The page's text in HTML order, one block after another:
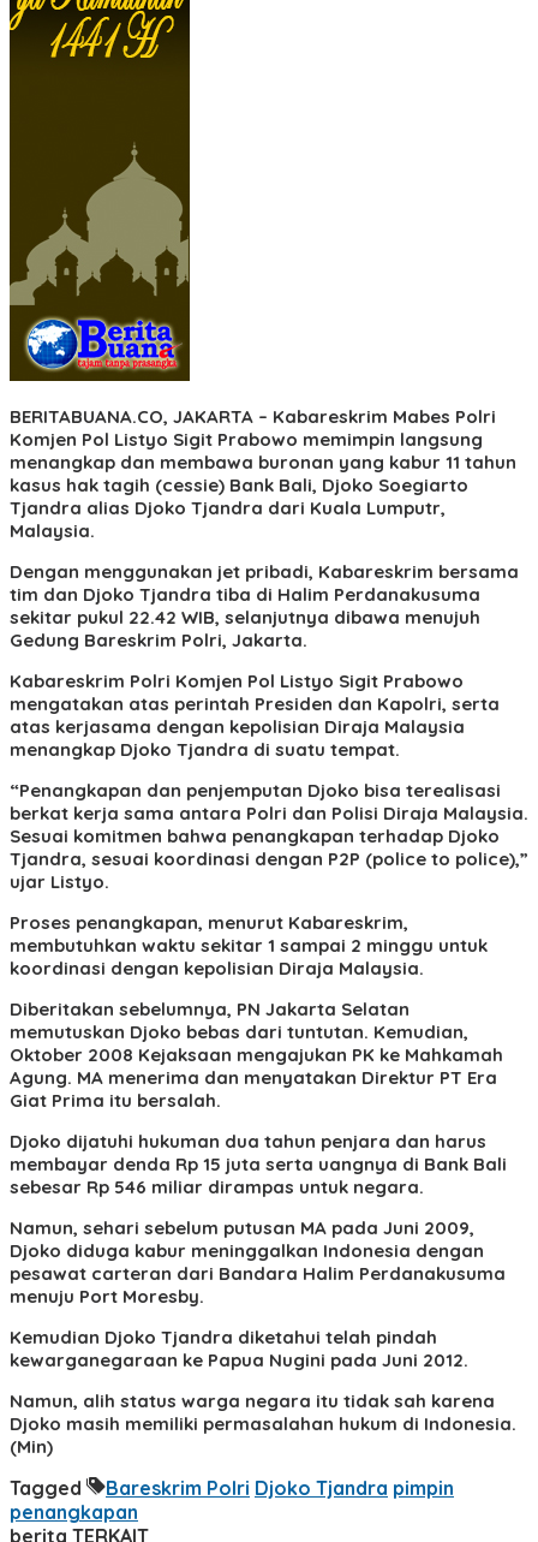
BERITABUANA.CO, JAKARTA – Kabareskrim Mabes Polri
Komjen Pol Listyo Sigit Prabowo memimpin langsung
menangkap dan membawa buronan yang kabur 11 tahun
kasus hak tagih (cessie) Bank Bali, Djoko Soegiarto
Tjandra alias Djoko Tjandra dari Kuala Lumputr,
Malaysia.
Dengan menggunakan jet pribadi, Kabareskrim bersama
tim dan Djoko Tjandra tiba di Halim Perdanakusuma
sekitar pukul 22.42 WIB, selanjutnya dibawa menujuh
Gedung Bareskrim Polri, Jakarta.
Kabareskrim Polri Komjen Pol Listyo Sigit Prabowo
mengatakan atas perintah Presiden dan Kapolri, serta
atas kerjasama dengan kepolisian Diraja Malaysia
menangkap Djoko Tjandra di suatu tempat.
“Penangkapan dan penjemputan Djoko bisa terealisasi
berkat kerja sama antara Polri dan Polisi Diraja Malaysia.
Sesuai komitmen bahwa penangkapan terhadap Djoko
Tjandra, sesuai koordinasi dengan P2P (police to police),”
ujar Listyo.
Proses penangkapan, menurut Kabareskrim,
membutuhkan waktu sekitar 1 sampai 2 minggu untuk
koordinasi dengan kepolisian Diraja Malaysia.
Diberitakan sebelumnya, PN Jakarta Selatan
memutuskan Djoko bebas dari tuntutan. Kemudian,
Oktober 2008 Kejaksaan mengajukan PK ke Mahkamah
Agung. MA menerima dan menyatakan Direktur PT Era
Giat Prima itu bersalah.
Djoko dijatuhi hukuman dua tahun penjara dan harus
membayar denda Rp 15 juta serta uangnya di Bank Bali
sebesar Rp 546 miliar dirampas untuk negara.
Namun, sehari sebelum putusan MA pada Juni 2009,
Djoko diduga kabur meninggalkan Indonesia dengan
pesawat carteran dari Bandara Halim Perdanakusuma
menuju Port Moresby.
Kemudian Djoko Tjandra diketahui telah pindah
kewarganegaraan ke Papua Nugini pada Juni 2012.
Namun, alih status warga negara itu tidak sah karena
Djoko masih memiliki permasalahan hukum di Indonesia.
(Min)
Tagged Bareskrim Polri Djoko Tjandra pimpin
penangkapan
berita TERKAIT